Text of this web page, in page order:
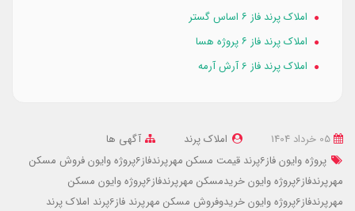
املاک پرند فاز ۶ اساس گستر
املاک پرند فاز ۶ پروژه هسا
املاک پرند فاز 6 آرش آرمه
املاک پرند
آگهی ها
پروژه وایون فاز6پرند
قیمت مسکن مهرپرندفاز6پروژه وایون
فروش مسکن
مهرپرندفاز6پروژه وایون
خریدمسکن مهرپرندفاز6پروژه وایون
مسکن
مهرپرندفاز6پروژه وایون
خریدوفروش مسکن مهرپرند فاز6پرند املاک پرند